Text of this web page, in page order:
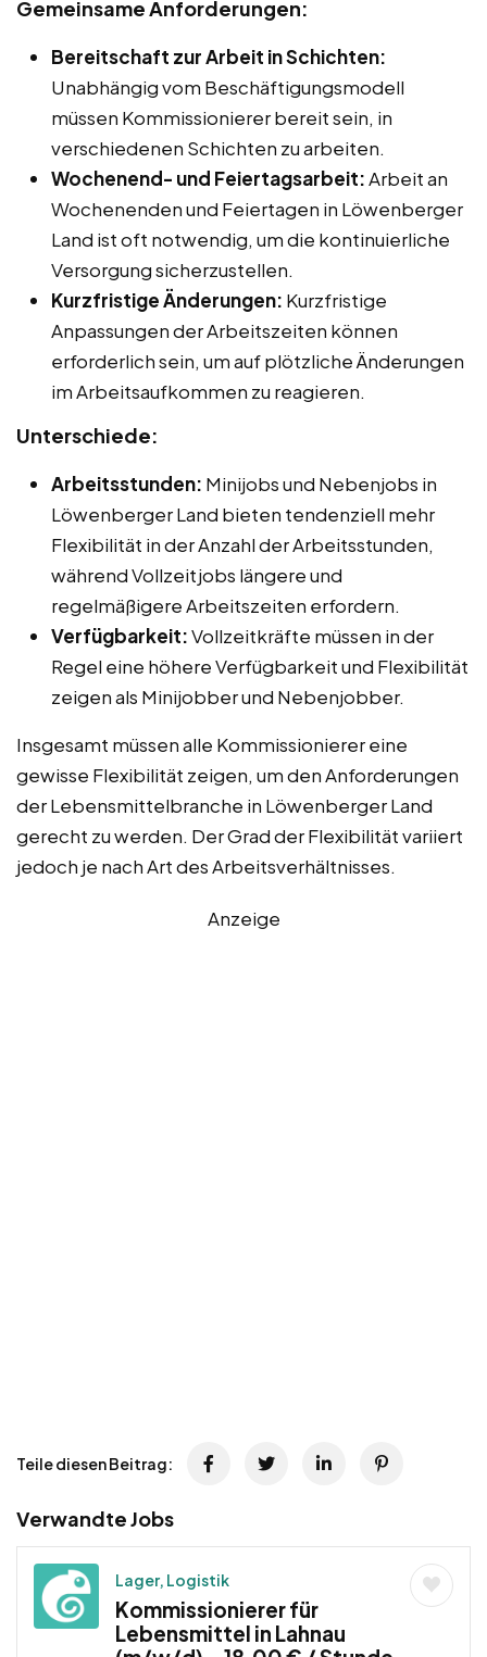
Gemeinsame Anforderungen:
Bereitschaft zur Arbeit in Schichten:
Unabhängig vom Beschäftigungsmodell
müssen Kommissionierer bereit sein, in
verschiedenen Schichten zu arbeiten.
Wochenend- und Feiertagsarbeit:Arbeit an
Wochenenden und Feiertagen in Löwenberger
Land ist oft notwendig, um die kontinuierliche
Versorgung sicherzustellen.
Kurzfristige Änderungen: Kurzfristige
Anpassungen der Arbeitszeiten können
erforderlich sein, um auf plötzliche Änderungen
im Arbeitsaufkommen zu reagieren.
Unterschiede:
Arbeitsstunden: Minijobs und Nebenjobs in
Löwenberger Land bieten tendenziell mehr
Flexibilität in der Anzahl der Arbeitsstunden,
während Vollzeitjobs längere und
regelmäßigere Arbeitszeiten erfordern.
Verfügbarkeit:Vollzeitkräfte müssen in der
Regel eine höhere Verfügbarkeit und Flexibilität
zeigen als Minijobber und Nebenjobber.
Insgesamt müssen alle Kommissionierer eine
gewisse Flexibilität zeigen, um den Anforderungen
der Lebensmittelbranche in Löwenberger Land
gerecht zu werden. Der Grad der Flexibilität variiert
jedoch je nach Art des Arbeitsverhältnisses.
Anzeige
Teile diesen Beitrag:
Verwandte Jobs
Lager, Logistik
Kommissionierer für
Lebensmittel in Lahnau